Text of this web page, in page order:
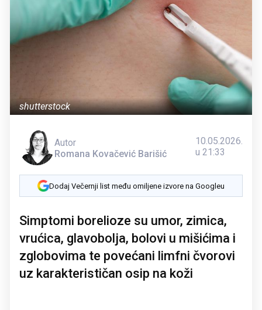
shutterstock
Autor
Romana Kovačević Barišić
10.05.2026.
u 21:33
Dodaj Večernji list među omiljene izvore na Googleu
Simptomi borelioze su umor, zimica,
vrućica, glavobolja, bolovi u mišićima i
zglobovima te povećani limfni čvorovi
uz karakterističan osip na koži